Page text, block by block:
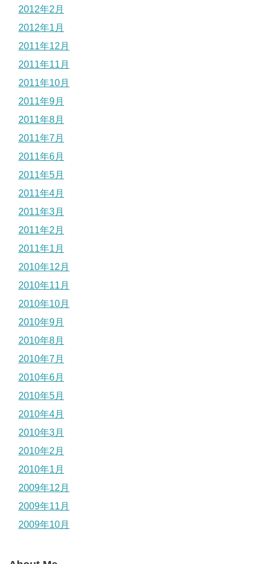
2012年2月
2012年1月
2011年12月
2011年11月
2011年10月
2011年9月
2011年8月
2011年7月
2011年6月
2011年5月
2011年4月
2011年3月
2011年2月
2011年1月
2010年12月
2010年11月
2010年10月
2010年9月
2010年8月
2010年7月
2010年6月
2010年5月
2010年4月
2010年3月
2010年2月
2010年1月
2009年12月
2009年11月
2009年10月